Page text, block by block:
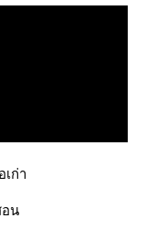
ก่า
อน